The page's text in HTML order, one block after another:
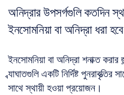
অনিদ্রার উপসর্গগুলি কতদিন
ইনসোমনিয়া বা অনিদ্রা ধরা
ইনসোমনিয়া বা অনিদ্রা শনাক্ত করার
ব্যাঘাতগুলি একটি নির্দিষ্ট
সাথে স্থায়ী হওয়া প্রয়োজন।